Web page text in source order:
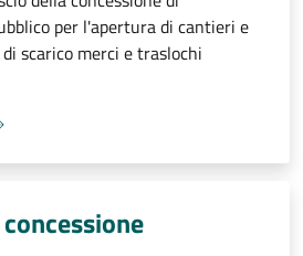
per l'apertura di cantieri e
scarico merci e traslochi